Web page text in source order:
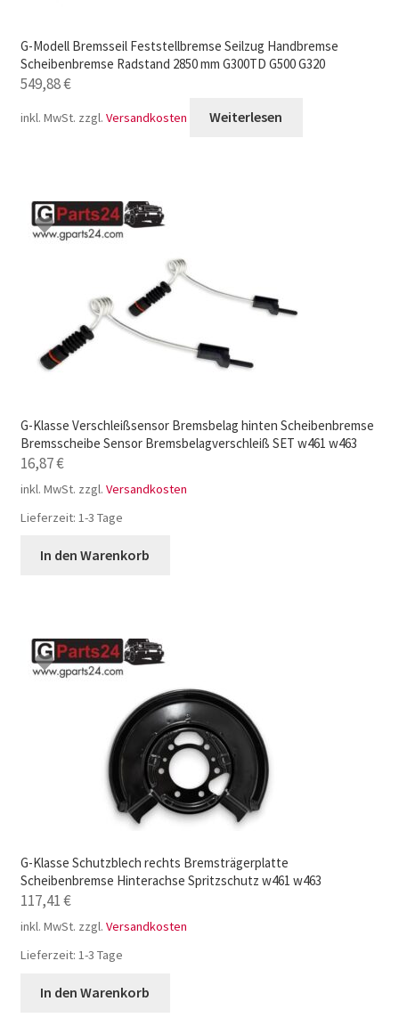
G-Modell Bremsseil Feststellbremse Seilzug Handbremse
Scheibenbremse Radstand 2850 mm G300TD G500 G320
549,88€
inkl. MwSt. zzgl. Versandkosten Weiterlesen
G-Klasse Verschleißsensor Bremsbelag hinten Scheibenbremse
Bremsscheibe Sensor Bremsbelagverschleiß SET w461 w463
16,87€
inkl. MwSt. zzgl. Versandkosten
Lieferzeit: 1-3 Tage
In den Warenkorb
G-Klasse Schutzblech rechts Bremsträgerplatte
Scheibenbremse Hinterachse Spritzschutz w461 w463
117,41€
inkl. MwSt. zzgl. Versandkosten
Lieferzeit: 1-3 Tage
In den Warenkorb